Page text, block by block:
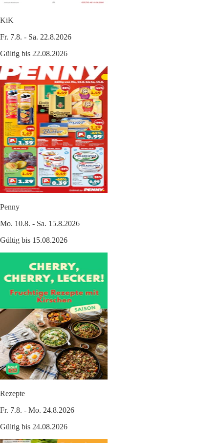
KiK
Fr. 7.8. - Sa. 22.8.2026
Gültig bis 22.08.2026
Penny
Mo. 10.8. - Sa. 15.8.2026
Gültig bis 15.08.2026
Rezepte
Fr. 7.8. - Mo. 24.8.2026
Gültig bis 24.08.2026